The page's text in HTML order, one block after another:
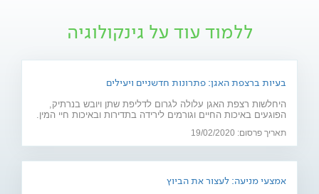
ללמוד עוד על גינקולוגיה
בעיות ברצפת האגן: פתרונות חדשניים ויעילים
היחלשות רצפת האגן עלולה לגרום לדליפת שתן ויובש בנרתיק,
הפוגעים באיכות החיים וגורמים לירידה בתדירות ובאיכות חיי המין.
אלקטרומגנטי ולייזר וגינלי
תאריך פרסום: 19/02/2020
אמצעי מניעה: לעצור את הביוץ